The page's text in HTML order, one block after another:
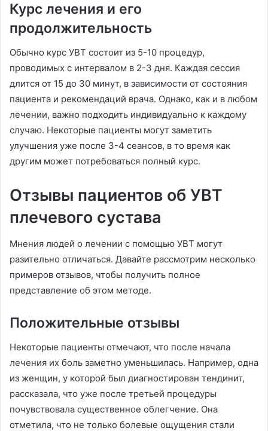
Курс лечения и его
продолжительность
Обычно курс УВТ состоит из 5-10 процедур,
проводимых с интервалом в 2-3 дня. Каждая сессия
длится от 15 до 30 минут, в зависимости от состояния
пациента и рекомендаций врача. Однако, как и в любом
лечении, важно подходить индивидуально к каждому
случаю. Некоторые пациенты могут заметить
улучшения уже после 3-4 сеансов, в то время как
другим может потребоваться полный курс.
Отзывы пациентов об УВТ
плечевого сустава
Мнения людей о лечении с помощью УВТ могут
разительно отличаться. Давайте рассмотрим несколько
примеров отзывов, чтобы получить полное
представление об этом методе.
Положительные отзывы
Некоторые пациенты отмечают, что после начала
лечения их боль заметно уменьшилась. Например, одна
из женщин, у которой был диагностирован тендинит,
рассказала, что уже после третьей процедуры
почувствовала существенное облегчение. Она
отметила, что не только болевые ощущения стали